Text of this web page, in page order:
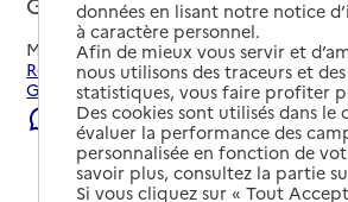
Mis à jour le23/07/2026
Rechercher les établissements et
Grasse.
Signaler une erreur
données en lisant notre notice
à caractère personnel.
Afin de mieux vous servir et
nous utilisons des traceurs et
statistiques, vous faire profiter
Des cookies sont utilisés dans
évaluer la performance des
personnalisée en fonction de
savoir plus, consultez la partie
Si vous cliquez sur « Tout